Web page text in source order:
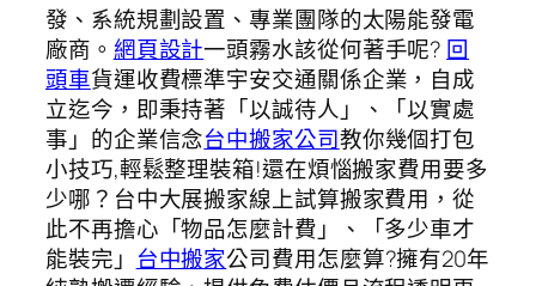
發、系統規劃設置、專業團隊的太陽能發電
廠商。 網頁設計一頭霧水該從何著手呢? 回
頭車貨運收費標準宇安交通關係企業，自成
立迄今，即秉持著「以誠待人」、「以實處
事」的企業信念台中搬家公司教你幾個打包
小技巧,輕鬆整理裝箱!還在煩惱搬家費用要多
少哪？台中大展搬家線上試算搬家費用，從
此不再擔心「物品怎麼計費」、「多少車才
能裝完」 台中搬家公司費用怎麼算?擁有20年